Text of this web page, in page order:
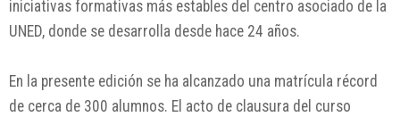
iniciativas formativas más estables del centro asociado de la
UNED, donde se desarrolla desde hace 24 años.
En la presente edición se ha alcanzado una matrícula récord
de cerca de 300 alumnos. El acto de clausura del curso